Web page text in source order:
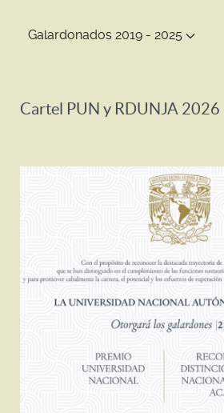
Galardonados 2019 - 2025
Cartel PUN y RDUNJA 2026